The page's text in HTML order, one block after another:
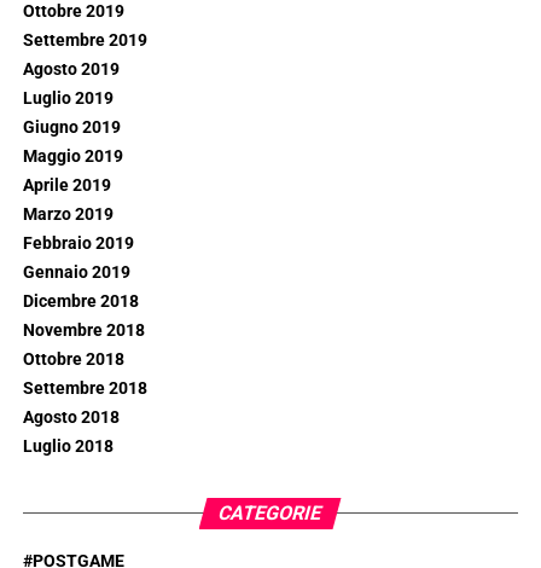
Ottobre 2019
Settembre 2019
Agosto 2019
Luglio 2019
Giugno 2019
Maggio 2019
Aprile 2019
Marzo 2019
Febbraio 2019
Gennaio 2019
Dicembre 2018
Novembre 2018
Ottobre 2018
Settembre 2018
Agosto 2018
Luglio 2018
CATEGORIE
#POSTGAME